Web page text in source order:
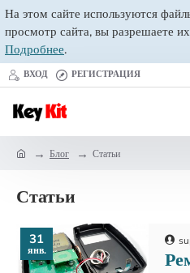
На этом сайте используются
просмотр сайта, вы разрешаете
Подробнее.
ВХОД РЕГИСТРАЦИЯ
m
Блог Статьи
Статьи
31
янв.